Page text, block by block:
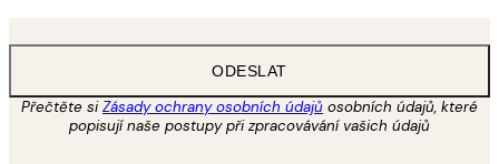
ODESLAT
Přečtěte siZásady ochrany osobních údajů osobních údajů, které
popisují naše postupy při zpracovávání vašich údajů